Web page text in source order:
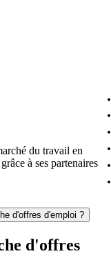
du travail en
à ses partenaires
d'offres d'emploi ?
d'offres